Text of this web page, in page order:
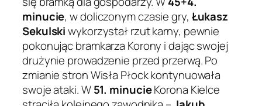
minucie, w doliczonym czasie gry, Łukasz
Sekulskiwykorzystał rzut karny, pewnie
pokonując bramkarza Korony i dając swojej
drużynie prowadzenie przed przerwą. Po
zmianie stron Wisła Płock kontynuowała
swoje ataki. W51. minucieKorona Kielce